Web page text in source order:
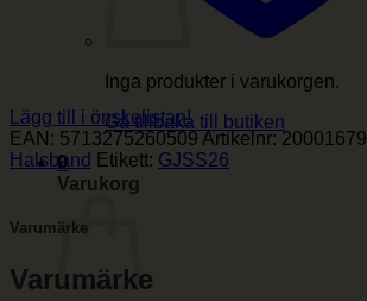
Inga produkter i varukorgen.
Gå tillbaka till butiken
0
Varukorg
Lägg till i önskelistan!
EAN: 5713275260509 Artikelnr: 20001679
Halsband Etikett: GJSS26
Varumärke
Varumärke